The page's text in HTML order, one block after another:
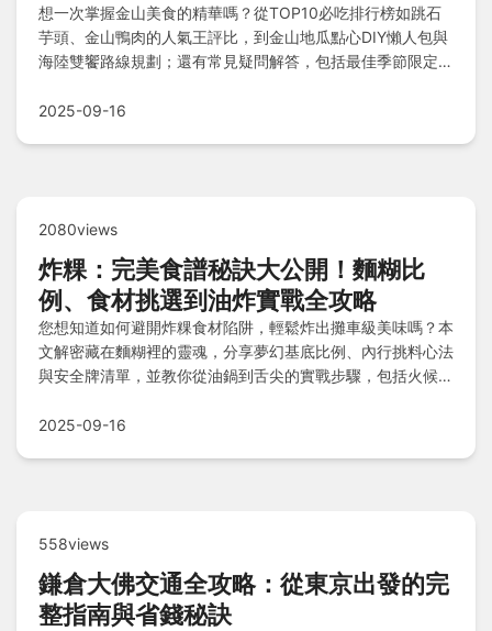
想一次掌握金山美食的精華嗎？從TOP10必吃排行榜如跳石
芋頭、金山鴨肉的人氣王評比，到金山地瓜點心DIY懶人包與
海陸雙饗路線規劃；還有常見疑問解答，包括最佳季節限定、
遍金山美食地圖！
2025-09-16
2080views
炸粿：完美食譜秘訣大公開！麵糊比
例、食材挑選到油炸實戰全攻略
您想知道如何避開炸粿食材陷阱，輕鬆炸出攤車級美味嗎？本
文解密藏在麵糊裡的靈魂，分享夢幻基底比例、內行挑料心法
與安全牌清單，並教你從油鍋到舌尖的實戰步驟，包括火候控
掌握完美炸粿的所有技巧！
2025-09-16
558views
鎌倉大佛交通全攻略：從東京出發的完
整指南與省錢秘訣